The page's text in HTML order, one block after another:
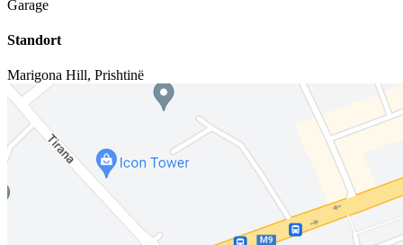
Garage
Standort
Marigona Hill, Prishtinë